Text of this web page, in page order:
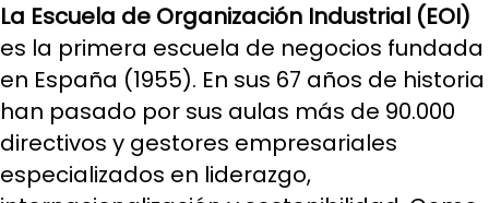
La Escuela de Organización Industrial (EOI)
es la primera escuela de negocios fundada
en España (1955). En sus 67 años de historia
han pasado por sus aulas más de 90.000
directivos y gestores empresariales
especializados en liderazgo,